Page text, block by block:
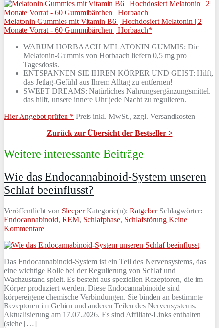
Melatonin Gummies mit Vitamin B6 | Hochdosiert Melatonin | 2
Monate Vorrat - 60 Gummibärchen | Horbaach*
WARUM HORBAACH MELATONIN GUMMIS: Die
Melatonin-Gummis von Horbaach liefern 0,5 mg pro
Tagesdosis.
ENTSPANNEN SIE IHREN KÖRPER UND GEIST: Hilft,
das Jetlag-Gefühl aus Ihrem Alltag zu entfernen!
SWEET DREAMS: Natürliches Nahrungsergänzungsmittel,
das hilft, unsere innere Uhr jede Nacht zu regulieren.
Hier Angebot prüfen * Preis inkl. MwSt., zzgl. Versandkosten
Zurück zur Übersicht der Bestseller >
Weitere interessante Beiträge
Wie das Endocannabinoid-System unseren
Schlaf beeinflusst?
Veröffentlicht von Sleeper Kategorie(n): RatgeberSchlagwörter:
Endocannabinoid, REM, Schlafphase, Schlafstörung Keine
Kommentare
Das Endocannabinoid-System ist ein Teil des Nervensystems, das
eine wichtige Rolle bei der Regulierung von Schlaf und
Wachzustand spielt. Es besteht aus speziellen Rezeptoren, die im
Körper produziert werden. Diese Endocannabinoide sind
körpereigene chemische Verbindungen. Sie binden an bestimmte
Rezeptoren im Gehirn und anderen Teilen des Nervensystems.
Aktualisierung am 17.07.2026. Es sind Affiliate-Links enthalten
(siehe […]